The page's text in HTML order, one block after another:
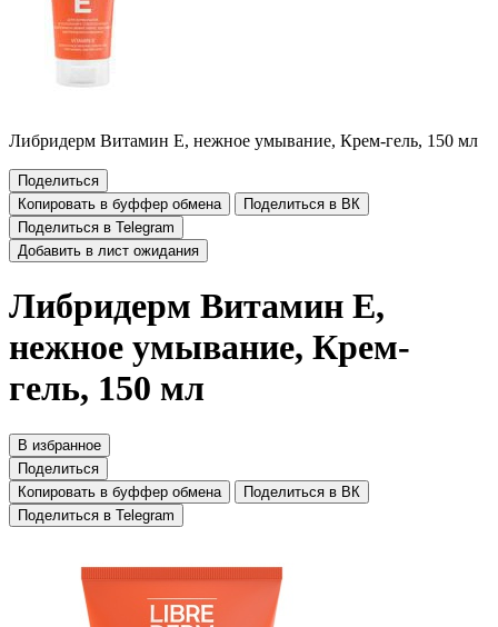
Либридерм Витамин Е, нежное умывание, Крем-гель, 150 мл
Поделиться
Копировать в буффер обмена
Поделиться в ВК
Поделиться в Telegram
Добавить в лист ожидания
Либридерм Витамин Е,
нежное умывание, Крем-
гель, 150 мл
В избранное
Поделиться
Копировать в буффер обмена
Поделиться в ВК
Поделиться в Telegram